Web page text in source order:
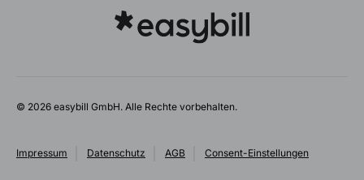
© 2026 easybill GmbH. Alle Rechte vorbehalten.
Impressum Datenschutz AGB Consent-Einstellungen